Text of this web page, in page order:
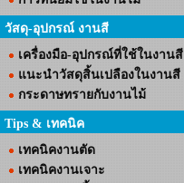
วัสดุ-อุปกรณ์ งานสี
เครื่องมือ-อุปกรณ์ที่ใช้ในงานสี
แนะนำวัสดุสิ้นเปลืองในงานสี
กระดาษทรายกับงานไม้
Tips & เทคนิค
เทคนิคงานตัด
เทคนิคงานเจาะ